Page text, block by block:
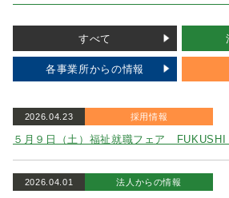
すべて
各事業所からの情報
2026.04.23 採用情報
５月９日（土）福祉就職フェア
2026.04.01 法人からの情報